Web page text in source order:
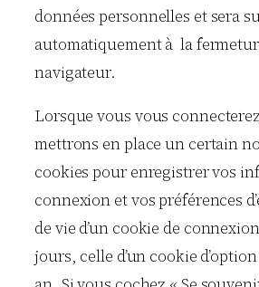
données personnelles et sera
automatiquement à la
navigateur.
Lorsque vous vous
mettrons en place un certain
cookies pour enregistrer vos
connexion et vos préférences
de vie d’un cookie de
jours, celle d’un cookie d’option